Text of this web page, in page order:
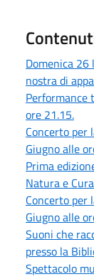
Domenica
nostra di
Performance
ore 21.15.
Concerto per
Giugno alle
Prima
Natura e
Concerto per
Giugno alle
Suoni che
presso la
Spettacolo